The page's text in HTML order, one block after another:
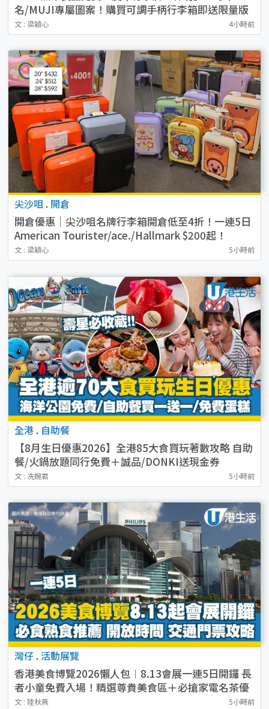
名/MUJI專屬圖案！購買可調手柄行李箱即送限量版
貼紙
文 : 梁穎心 4小時前
尖沙咀 . 開倉
開倉優惠｜尖沙咀名牌行李箱開倉低至4折！一連5日
American Tourister/ace./Hallmark $200起！
文 : 梁穎心 5小時前
全港 . 自助餐
【8月生日優惠2026】全港85大食買玩著數攻略 自助
餐/火鍋放題同行免費＋誠品/DONKI送現金券
文 : 冼婉君 5小時前
灣仔 . 活動展覽
香港美食博覽2026懶人包︱8.13會展一連5日開鑼 長
者小童免費入場！精選尊貴美食區＋必搶家電名茶優
惠
文 : 陸秋燕 5小時前